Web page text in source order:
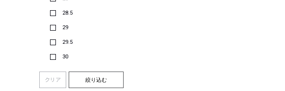
28.5
29
29.5
30
クリア 絞り込む